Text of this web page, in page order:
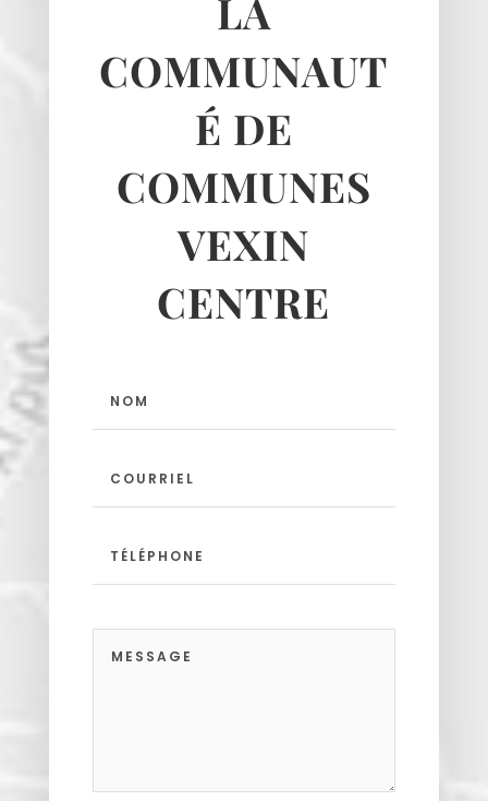
Le Bellay-en-vexin
Le Heaulme
Moussy
Neuilly-en-vexin
Nucourt
Santeuil
Seraincourt
Theuville
LA
COMMUNAUT
É DE
COMMUNES
VEXIN
CENTRE